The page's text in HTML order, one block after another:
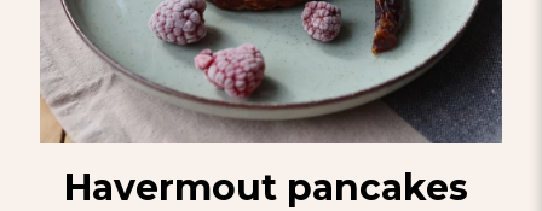
Havermout pancakes